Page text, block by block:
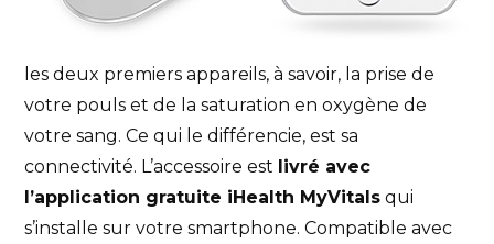
les deux premiers appareils, à savoir, la prise de
votre pouls et de la saturation en oxygène de
votre sang. Ce qui le différencie, est sa
connectivité. L’accessoire est livré avec
l’application gratuite iHealth MyVitals qui
s’installe sur votre smartphone. Compatible avec